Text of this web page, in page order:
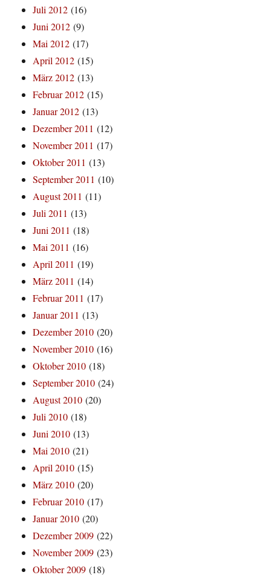
Juli 2012 (16)
Juni 2012 (9)
Mai 2012 (17)
April 2012 (15)
März 2012 (13)
Februar 2012 (15)
Januar 2012 (13)
Dezember 2011 (12)
November 2011 (17)
Oktober 2011 (13)
September 2011 (10)
August 2011 (11)
Juli 2011 (13)
Juni 2011 (18)
Mai 2011 (16)
April 2011 (19)
März 2011 (14)
Februar 2011 (17)
Januar 2011 (13)
Dezember 2010 (20)
November 2010 (16)
Oktober 2010 (18)
September 2010 (24)
August 2010 (20)
Juli 2010 (18)
Juni 2010 (13)
Mai 2010 (21)
April 2010 (15)
März 2010 (20)
Februar 2010 (17)
Januar 2010 (20)
Dezember 2009 (22)
November 2009 (23)
Oktober 2009 (18)